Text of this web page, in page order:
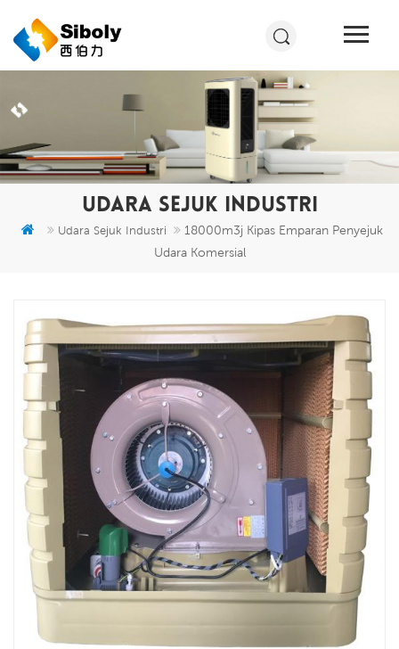
UDARA SEJUK INDUSTRI
Udara Sejuk Industri
18000m3j Kipas Emparan Penyejuk
Udara Komersial